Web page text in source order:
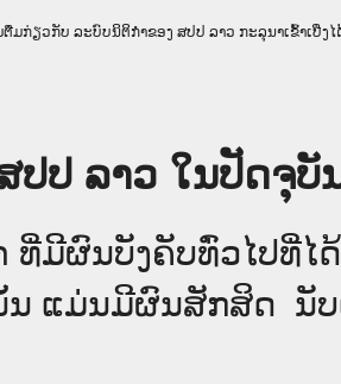
ຕື່ມກ່ຽວກັບ ລະບົບນິຕິກຳຂອງ ສປປ ລາວ ກະລຸນາເຂົ້າເບີ່ງ
ປປ ລາວ ໃນປັດຈຸ
ທີ່ມີຜົນບັງຄັບທົ່ວໄປທີ່
ແມ່ນມີຜົນສັກສິດ ນັ